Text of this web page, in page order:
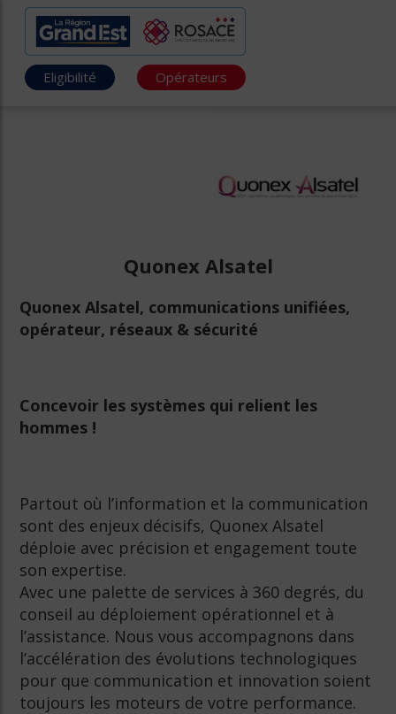
Eligibilité Opérateurs
Quonex Alsatel
Quonex Alsatel, communications unifiées,
opérateur, réseaux & sécurité
Concevoir les systèmes qui relient les
hommes !
Partout où l’information et la communication
sont des enjeux décisifs, Quonex Alsatel
déploie avec précision et engagement toute
son expertise.
Avec une palette de services à 360 degrés, du
conseil au déploiement opérationnel et à
l’assistance. Nous vous accompagnons dans
l’accélération des évolutions technologiques
pour que communication et innovation soient
toujours les moteurs de votre performance.